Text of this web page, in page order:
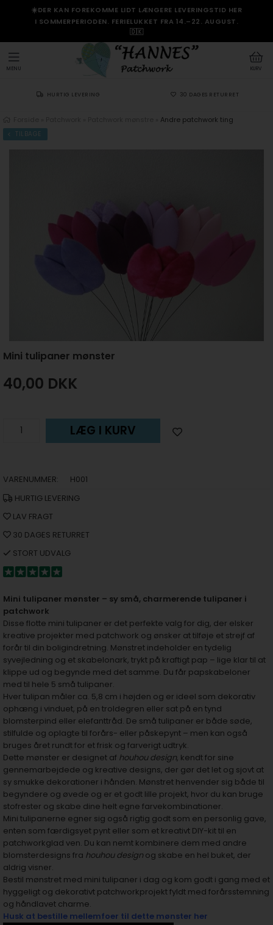
☀️DER KAN FOREKOMME LIDT LÆNGERE LEVERINGSTID HER
I SOMMERPERIODEN. FERIELUKKET FRA 14.–22. AUGUST.
🇩🇰
KURV
MENU
HURTIG LEVERING 30 DAGES RETURRET
Andre patchwork ting
TILBAGE
Mini tulipaner mønster
40,00 DKK
LÆG I KURV
VARENUMMER:
H001
HURTIG LEVERING
LAV FRAGT
30 DAGES RETURRET
STORT UDVALG
Mini tulipaner mønster – sy små, charmerende tulipaner i
patchwork
Disse flotte mini tulipaner er det perfekte valg for dig, der elsker
kreative projekter med patchwork og ønsker at tilføje et strejf af
forår til din boligindretning. Mønstret indeholder en tydelig
syvejledning og et skabelonark, trykt på kraftigt pap – lige klar til at
klippe ud og begynde med det samme. Du får papskabeloner
med til hele 5 små tulipaner.
Hver tulipan måler ca. 5,8 cm i højden og er ideel som dekorativ
ophæng i vinduet, på en troldegren eller sat på en tynd
blomsterpind eller elefanttråd. De små tulipaner er både søde,
stilfulde og oplagte til forårs- eller påskepynt – men kan også
bruges året rundt for et frisk og farverigt udtryk.
Dette mønster er designet af houhou design, kendt for sine
gennemarbejdede og kreative designs, der gør det let og sjovt at
sy smukke dekorationer i hånden. Mønstret henvender sig både til
begyndere og øvede og er et godt lille projekt, hvor du kan bruge
stofrester og skabe dine helt egne farvekombinationer.
Mini tulipanerne egner sig også rigtig godt som en personlig gave,
enten som færdigsyet pynt eller som et kreativt DIY-kit til en
patchworkglad ven. Du kan nemt kombinere dem med andre
blomsterdesigns fra houhou design og skabe en hel buket, der
aldrig visner.
Bestil mønstret med mini tulipaner i dag og kom godt i gang med et
hyggeligt og dekorativt patchworkprojekt fyldt med forårsstemning
og håndlavet charme.
Husk at bestille mellemfoer til dette mønster her